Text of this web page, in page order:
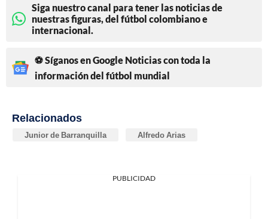
Siga nuestro canal para tener las noticias de
nuestras figuras, del fútbol colombiano e
internacional.
⚽ Síganos en Google Noticias con toda la
información del fútbol mundial
Relacionados
Junior de Barranquilla Alfredo Arias
PUBLICIDAD